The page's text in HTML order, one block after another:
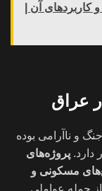
آن |
عراق
و ناآرامی بوده
دارد. پروژه‌های
مسکونی و
از جمله عواملی